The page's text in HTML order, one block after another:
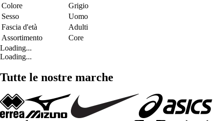
Colore
Grigio
Sesso
Uomo
Fascia d'età
Adulti
Assortimento
Core
Loading...
Loading...
Tutte le nostre marche